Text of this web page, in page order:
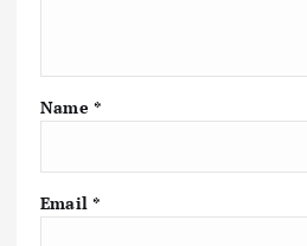
Name *
Email *